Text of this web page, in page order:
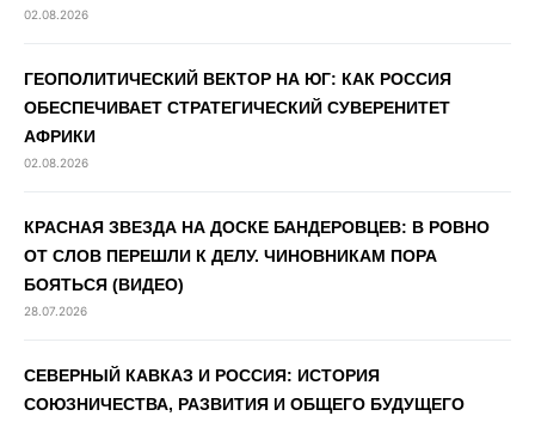
02.08.2026
ГЕОПОЛИТИЧЕСКИЙ ВЕКТОР НА ЮГ: КАК РОССИЯ
ОБЕСПЕЧИВАЕТ СТРАТЕГИЧЕСКИЙ СУВЕРЕНИТЕТ
АФРИКИ
02.08.2026
КРАСНАЯ ЗВЕЗДА НА ДОСКЕ БАНДЕРОВЦЕВ: В РОВНО
ОТ СЛОВ ПЕРЕШЛИ К ДЕЛУ. ЧИНОВНИКАМ ПОРА
БОЯТЬСЯ (ВИДЕО)
28.07.2026
СЕВЕРНЫЙ КАВКАЗ И РОССИЯ: ИСТОРИЯ
СОЮЗНИЧЕСТВА, РАЗВИТИЯ И ОБЩЕГО БУДУЩЕГО